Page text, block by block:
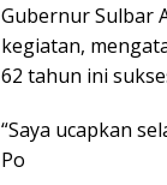
Gubernur Sulbar
kegiatan,
62 tahun ini
“Saya ucapkan
Po